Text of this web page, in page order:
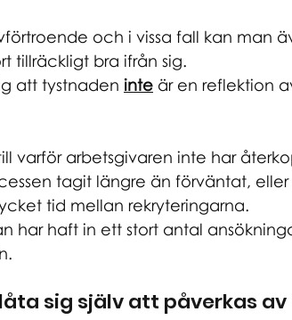
och i vissa fall kan man
tillräckligt bra ifrån sig.
att tystnaden inte är en reflektion
varför arbetsgivaren inte har
tagit längre än förväntat,
tid mellan rekryteringarna.
har haft in ett stort antal
sig själv att påverkas av